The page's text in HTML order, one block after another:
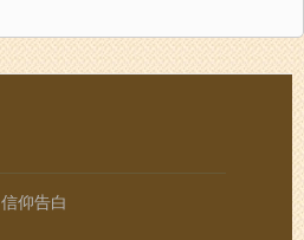
信仰告白